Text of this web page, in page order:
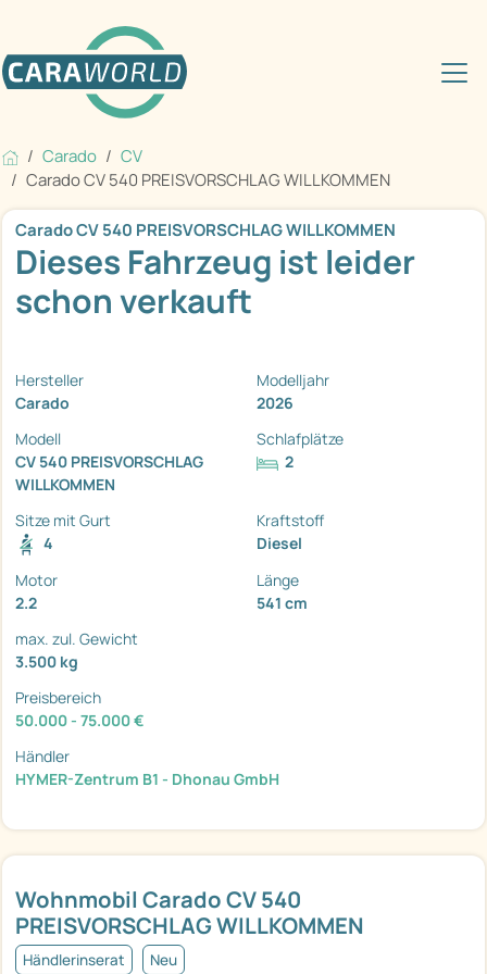
Carado
CV
Carado CV 540 PREISVORSCHLAG WILLKOMMEN
Wohnmobil Carado CV 540
PREISVORSCHLAG WILLKOMMEN
Händlerinserat Neu
Carado CV 540 PREISVORSCHLAG WILLKOMMEN
Dieses Fahrzeug ist leider
schon verkauft
Hersteller
Carado
Modelljahr
2026
Modell
CV 540 PREISVORSCHLAG
WILLKOMMEN
Schlafplätze
2
Sitze mit Gurt
4
Kraftstoff
Diesel
Motor
2.2
Länge
541 cm
max. zul. Gewicht
3.500 kg
Preisbereich
50.000 - 75.000 €
Händler
HYMER-Zentrum B1 - Dhonau GmbH